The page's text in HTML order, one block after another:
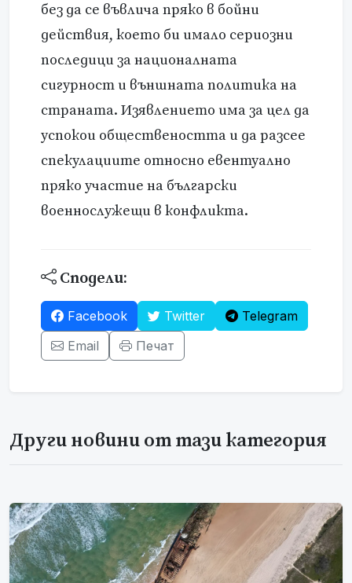
без да се въвлича пряко в бойни
действия, което би имало сериозни
последици за националната
сигурност и външната политика на
страната. Изявлението има за цел да
успокои обществеността и да разсее
спекулациите относно евентуално
пряко участие на български
военнослужещи в конфликта.
Сподели:
Facebook Twitter
Telegram
Email
Печат
Други новини от тази категория